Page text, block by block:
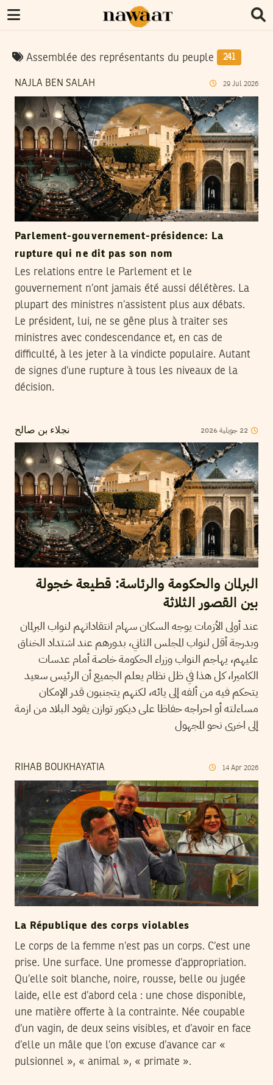
Assemblée des représentants du peuple 241
NAJLA BEN SALAH 29 Jul 2026
Parlement-gouvernement-présidence: La
rupture qui ne dit pas son nom
Les relations entre le Parlement et le
gouvernement n’ont jamais été aussi délétères. La
plupart des ministres n’assistent plus aux débats.
Le président, lui, ne se gêne plus à traiter ses
ministres avec condescendance et, en cas de
difficulté, à les jeter à la vindicte populaire. Autant
de signes d’une rupture à tous les niveaux de la
décision.
نجلاء بن صالح 22 جويلية2026
البرلمان والحكومة والرئاسة: قطيعة خجولة
بين القصور الثلاثة
عند أولى الأزمات يوجه السكان سهام انتقاداتهم لنواب البرلمان
وبدرجة أقل لنواب المجلس الثاني، بدورهم عند اشتداد الخناق
عليهم، يهاجم النواب وزراء الحكومة خاصة أمام عدسات
الكاميرا، كل هذا في ظل نظام يعلم الجميع أن الرئيس سعيد
يتحكم فيه من ألفه إلى يائه، لكنهم يتجنبون قدر الإمكان
مساءلته أو احراجه حفاظا على ديكور توازن يقود البلاد من ازمة
إلى اخرى نحو المجهول
RIHAB BOUKHAYATIA 14 Apr 2026
La République des corps violables
Le corps de la femme n’est pas un corps. C’est une
prise. Une surface. Une promesse d’appropriation.
Qu’elle soit blanche, noire, rousse, belle ou jugée
laide, elle est d’abord cela : une chose disponible,
une matière offerte à la contrainte. Née coupable
d’un vagin, de deux seins visibles, et d’avoir en face
d’elle un mâle que l’on excuse d’avance car «
pulsionnel », « animal », « primate ».